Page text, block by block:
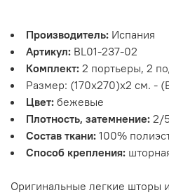
Производитель: Испания
Артикул: BL01-237-02
Комплект: 2 портьеры, 2
Размер: (170х270)х2 см. -
Цвет: бежевые
Плотность, затемнение: 2/
Состав ткани: 100%
Способ крепления:
Оригинальные легкие шторы